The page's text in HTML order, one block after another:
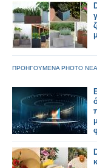
ΠΡΟΗΓΟΥΜΕΝΑ PHOTO ΝΕΑ